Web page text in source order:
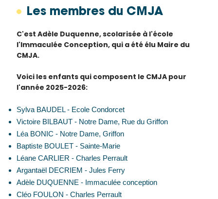
Les membres du CMJA
C'est Adèle Duquenne, scolarisée à l'école
l'Immaculée Conception, qui a été élu Maire du
CMJA.
Voici les enfants qui composent le CMJA pour
l'année 2025-2026:
Sylva BAUDEL - Ecole Condorcet
Victoire BILBAUT - Notre Dame, Rue du Griffon
Léa BONIC - Notre Dame, Griffon
Baptiste BOULET - Sainte-Marie
Léane CARLIER - Charles Perrault
Argantaël DECRIEM - Jules Ferry
Adèle DUQUENNE - Immaculée conception
Cléo FOULON - Charles Perrault